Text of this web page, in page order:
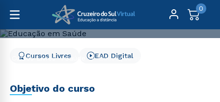
0
Cursos Livres Saúde Educação em Saúde
Cursos Livres EAD Digital
Objetivo do curso